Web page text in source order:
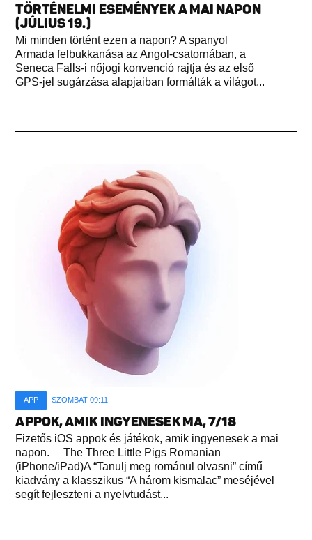
TÖRTÉNELMI ESEMÉNYEK A MAI NAPON
(JÚLIUS 19.)
Mi minden történt ezen a napon? A spanyol
Armada felbukkanása az Angol-csatornában, a
Seneca Falls-i nőjogi konvenció rajtja és az első
GPS-jel sugárzása alapjaiban formálták a világot...
APP SZOMBAT 09:11
APPOK, AMIK INGYENESEK MA, 7/18
Fizetős iOS appok és játékok, amik ingyenesek a mai
napon. The Three Little Pigs Romanian
(iPhone/iPad)A “Tanulj meg románul olvasni” című
kiadvány a klasszikus “A három kismalac” meséjével
segít fejleszteni a nyelvtudást...